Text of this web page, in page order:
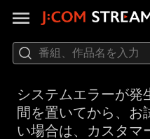
システムエラーが発
間を置いてから、お
い場合は、カスタマ